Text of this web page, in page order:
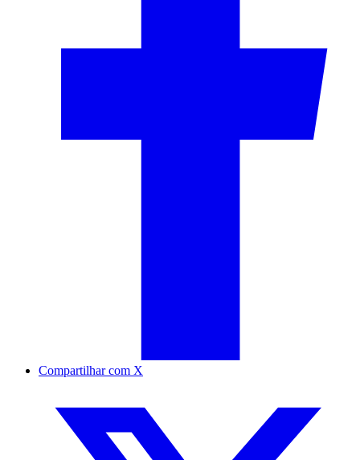
Compartilhar com X